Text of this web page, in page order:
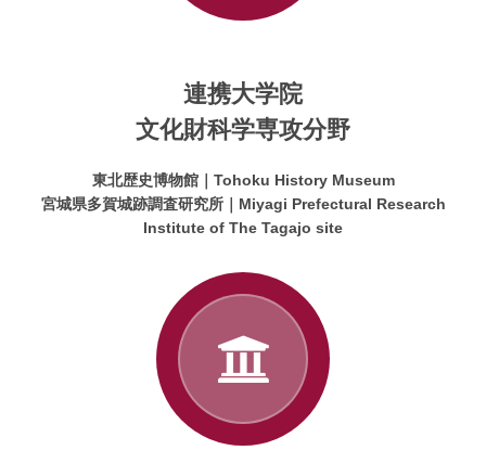
連携大学院
文化財科学専攻分野
東北歴史博物館｜Tohoku History Museum
宮城県多賀城跡調査研究所｜Miyagi Prefectural Research
Institute of The Tagajo site